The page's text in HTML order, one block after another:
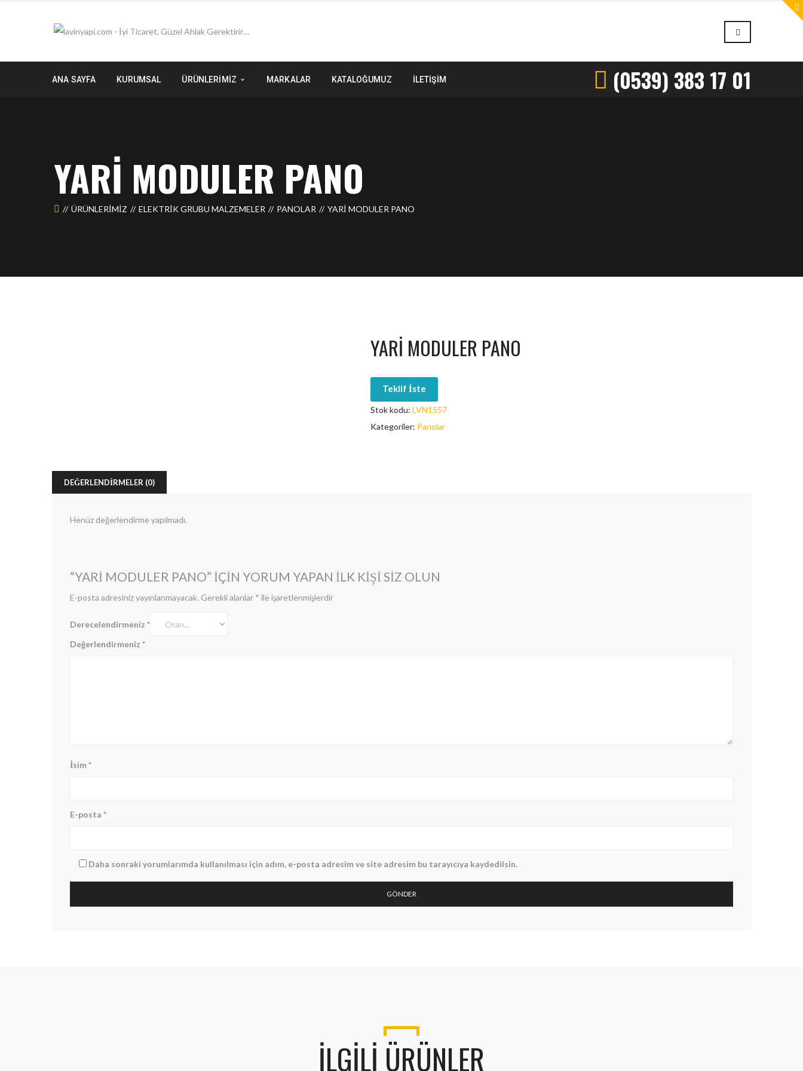
ANA SAYFA KURUMSAL ÜRÜNLERİMİZ MARKALAR KATALOĞUMUZ İLETIŞIM (0539) 383 17 01
YARI MODULER PANO
ÜRÜNLERIMIZ ELEKTRİK GRUBU MALZEMELER PANOLAR YARI MODULER PANO
YARI MODULER PANO
Teklif İste
Stok kodu:LVN1557
Kategoriler: Panolar
DEĞERLENDIRMELER (0)
Henüz değerlendirme yapılmadı.
“YARI MODULER PANO” IÇIN YORUM YAPAN ILK KIŞI SIZ OLUN
E-posta adresiniz yayınlanmayacak. Gerekli alanlar * ile işaretlenmişlerdir
Derecelendirmeniz *
Değerlendirmeniz *
İsim*
E-posta *
Daha sonraki yorumlarımda kullanılması için adım, e-posta adresim ve site adresim bu tarayıcıya kaydedilsin.
İLGILI ÜRÜNLER